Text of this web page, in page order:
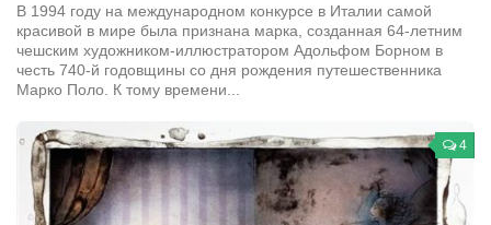
Лариса Ильченко
Орест Коваль
Тамара Кубракова
Елена Мельник
Вера Паненко
Семён Салатенко
В 1994 году на международном конкурсе в Италии самой
красивой в мире была признана марка, созданная 64-летним
чешским художником-иллюстратором Адольфом Борном в
честь 740-й годовщины со дня рождения путешественника
Марко Поло. К тому времени...
4